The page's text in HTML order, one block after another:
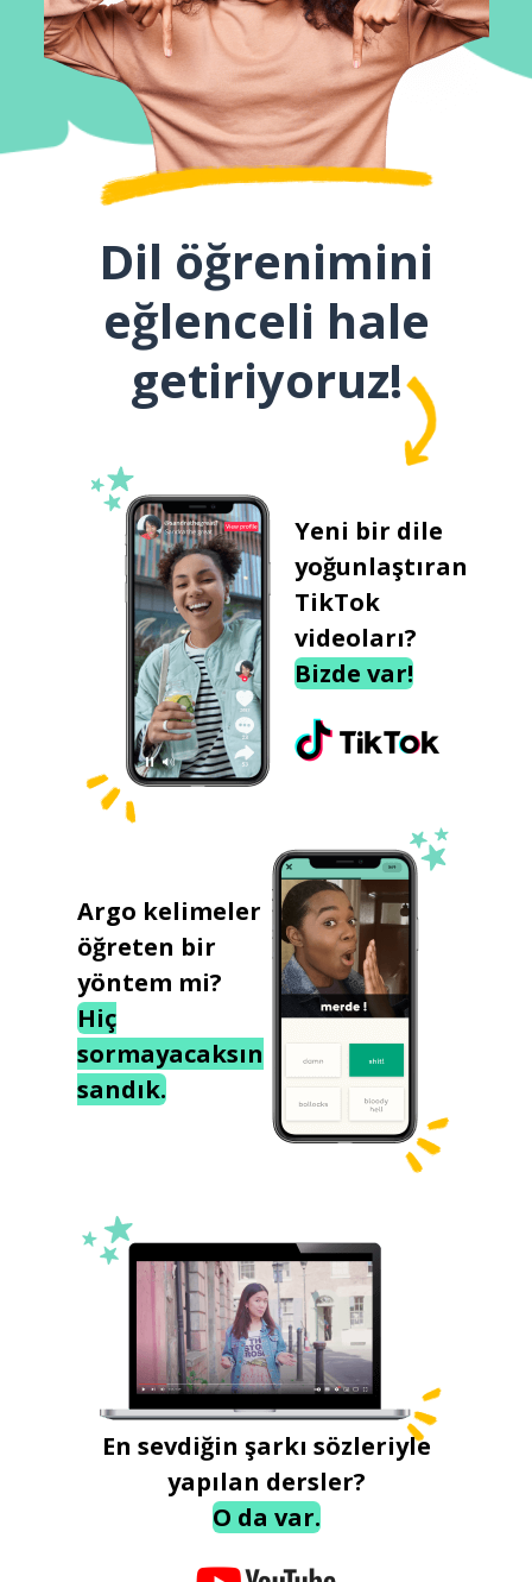
Dil öğrenimini
eğlenceli hale
getiriyoruz!
Yeni bir dile
yoğunlaştıran
TikTok
videoları?
Bizde var!
Argo kelimeler
öğreten bir
yöntem mi?
Hiç
sormayacaksın
sandık.
En sevdiğin şarkı sözleriyle
yapılan dersler?
O da var.